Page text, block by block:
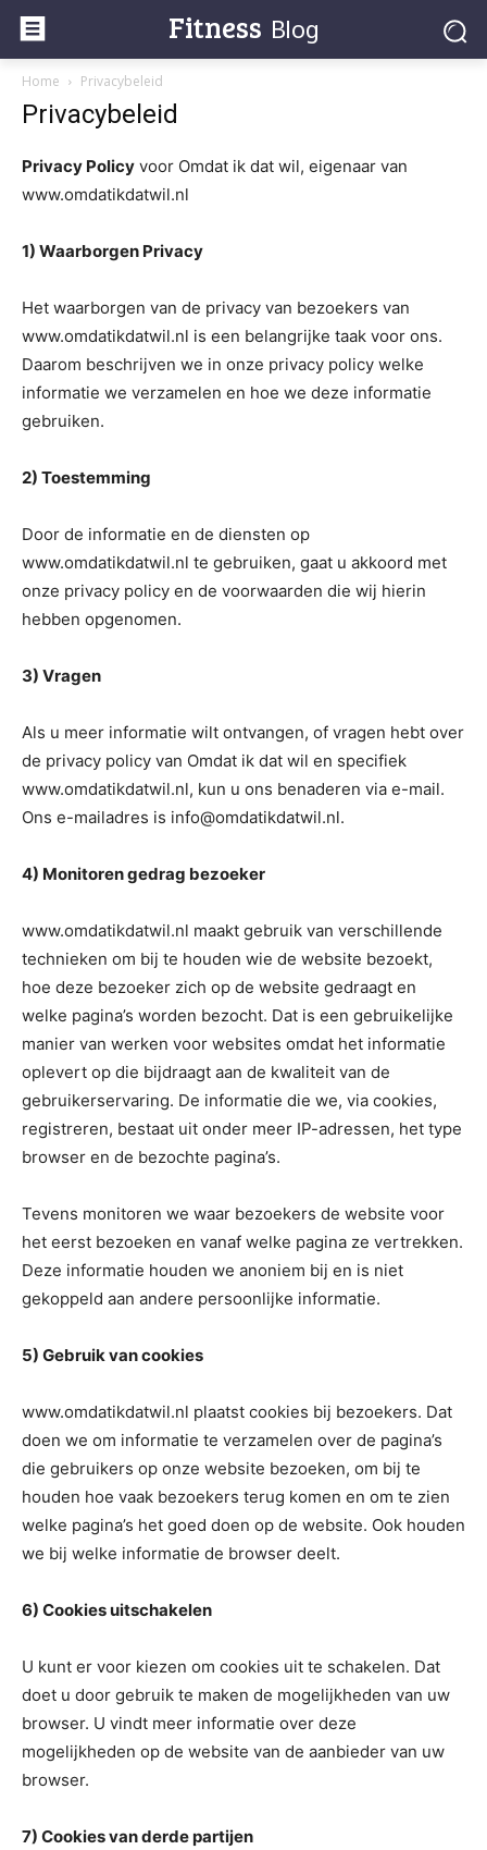
Fitness Blog
Home Privacybeleid
Privacybeleid
Privacy Policy voor Omdat ik dat wil, eigenaar van
www.omdatikdatwil.nl
1) Waarborgen Privacy
Het waarborgen van de privacy van bezoekers van
www.omdatikdatwil.nl is een belangrijke taak voor ons.
Daarom beschrijven we in onze privacy policy welke
informatie we verzamelen en hoe we deze informatie
gebruiken.
2) Toestemming
Door de informatie en de diensten op
www.omdatikdatwil.nl te gebruiken, gaat u akkoord met
onze privacy policy en de voorwaarden die wij hierin
hebben opgenomen.
3) Vragen
Als u meer informatie wilt ontvangen, of vragen hebt over
de privacy policy van Omdat ik dat wil en specifiek
www.omdatikdatwil.nl, kun u ons benaderen via e-mail.
Ons e-mailadres is info@omdatikdatwil.nl.
4) Monitoren gedrag bezoeker
www.omdatikdatwil.nl maakt gebruik van verschillende
technieken om bij te houden wie de website bezoekt,
hoe deze bezoeker zich op de website gedraagt en
welke pagina’s worden bezocht. Dat is een gebruikelijke
manier van werken voor websites omdat het informatie
oplevert op die bijdraagt aan de kwaliteit van de
gebruikerservaring. De informatie die we, via cookies,
registreren, bestaat uit onder meer IP-adressen, het type
browser en de bezochte pagina’s.
Tevens monitoren we waar bezoekers de website voor
het eerst bezoeken en vanaf welke pagina ze vertrekken.
Deze informatie houden we anoniem bij en is niet
gekoppeld aan andere persoonlijke informatie.
5) Gebruik van cookies
www.omdatikdatwil.nl plaatst cookies bij bezoekers. Dat
doen we om informatie te verzamelen over de pagina’s
die gebruikers op onze website bezoeken, om bij te
houden hoe vaak bezoekers terug komen en om te zien
welke pagina’s het goed doen op de website. Ook houden
we bij welke informatie de browser deelt.
6) Cookies uitschakelen
U kunt er voor kiezen om cookies uit te schakelen. Dat
doet u door gebruik te maken de mogelijkheden van uw
browser. U vindt meer informatie over deze
mogelijkheden op de website van de aanbieder van uw
browser.
7) Cookies van derde partijen